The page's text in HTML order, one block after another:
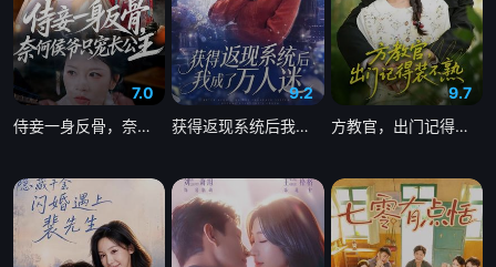
7.0
侍妾一身反骨，奈何侯爷只宠长公主
9.2
获得返现系统后我成了万人迷
9.7
方教官，出门记得装不熟